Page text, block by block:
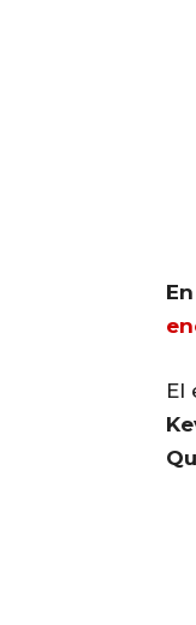
El